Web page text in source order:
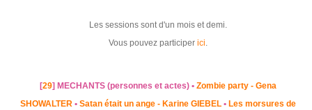
Les sessions sont d'un mois et demi.
Vous pouvez participer ici.
[29] MECHANTS (personnes et actes) • Zombie party - Gena
SHOWALTER• Satan était un ange - Karine GIEBEL• Les morsures de